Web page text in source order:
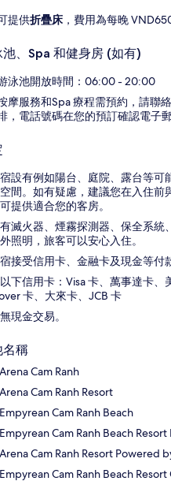
提供折疊床 ，費用為每晚
池、Spa 和健身房 (如有)
泳池開放時間：06:00 - 20:00
摩服務和Spa 療程需預約，請聯
，電話號碼在您的預訂確認電子
設有例如陽台、庭院、露台等可
間。如有疑慮，建議您在入住前
提供適合您的客房。
滅火器、煙霧探測器、保全系統
照明，旅客可以安心入住。
接受信用卡、金融卡及現金等付
下信用卡：Visa 卡、萬事達卡、
卡、大來卡、JCB 卡
現金交易。
名稱
Cam Ranh
Cam Ranh Resort
Cam Ranh Beach
Cam Ranh Beach Resort
Cam Ranh Resort Powered
Cam Ranh Beach Resort